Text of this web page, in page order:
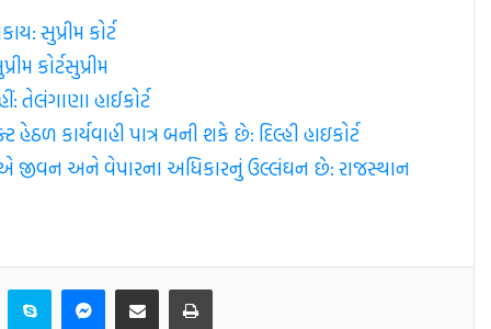
સુપ્રીમ કોર્ટ
કોર્ટ​સુપ્રીમ
તેલંગાણા હાઈકોર્ટ
કાર્યવાહી પાત્ર બની શકે છે: દિલ્હી હાઇકોર્ટ
એ જીવન અને વેપારના અધિકારનું ઉલ્લંઘન છે: રાજસ્થાન
SkypeMessenger
Share via EmailPrint